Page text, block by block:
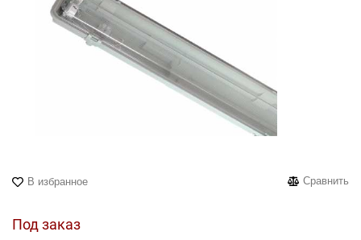
В избранное Сравнить
Под заказ